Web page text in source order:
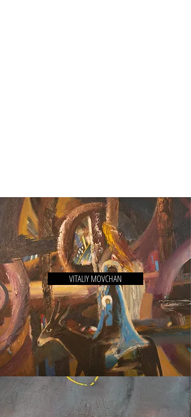
VITALIY MOVCHAN